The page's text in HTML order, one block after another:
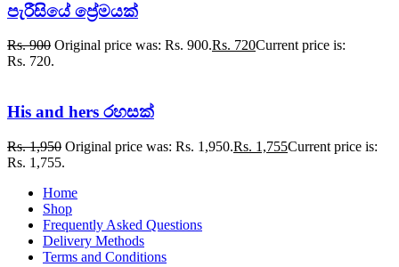
පැරීසියේ ප්‍රේමයක්
Rs.900 Original price was: Rs. 900.Rs. 720Current price is:
Rs. 720.
His and hers රහසක්
Rs.1,950 Original price was: Rs. 1,950.Rs. 1,755Current price is:
Rs. 1,755.
Home
Shop
Frequently Asked Questions
Delivery Methods
Terms and Conditions